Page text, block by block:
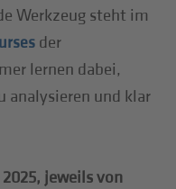
Werkzeug steht im
der
lernen dabei,
analysieren und klar
jeweils von